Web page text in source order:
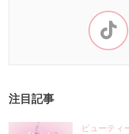
注目記事
ビューティ